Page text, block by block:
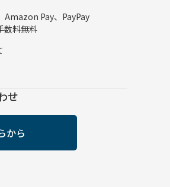
Amazon Pay、PayPay
数料無料
せ
から